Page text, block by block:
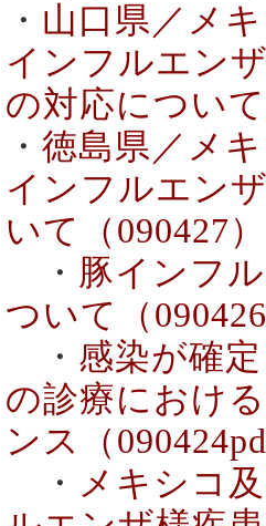
・ 山口県／メ
インフルエン
の対応につい
・ 徳島県／メ
インフルエン
いて（090427）
・ 豚インフ
ついて（
・ 感染が確
の診療におけ
ンス（
・ メキシコ